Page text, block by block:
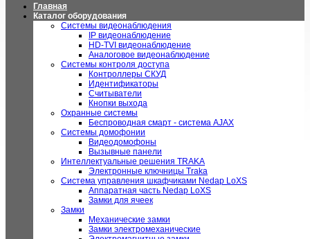
Главная
Каталог оборудования
Системы видеонаблюдения
IP видеонаблюдение
HD-TVI видеонаблюдение
Аналоговое видеонаблюдение
Системы контроля доступа
Контроллеры СКУД
Идентификаторы
Считыватели
Кнопки выхода
Охранные системы
Беспроводная смарт - система AJAX
Системы домофонии
Видеодомофоны
Вызывные панели
Интеллектуальные решения TRAKA
Электронные ключницы Traka
Система управления шкафчиками Nedap LoXS
Аппаратная часть Nedap LoXS
Замки для ячеек
Замки
Механические замки
Замки электромеханические